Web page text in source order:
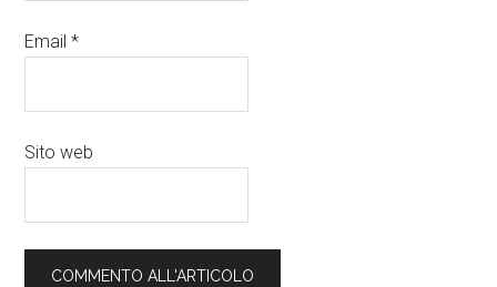
Email*
Sito web